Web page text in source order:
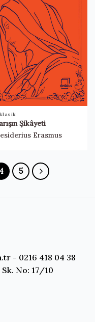
Şikâyeti
Erasmus
4 5
- 0216 418 04 38
No: 17/10